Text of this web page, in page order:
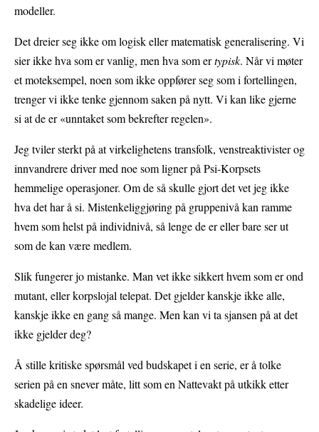
modeller.
Det dreier seg ikke om logisk eller matematisk generalisering. Vi
sier ikke hva som er vanlig, men hva som ertypisk. Når vi møter
et moteksempel, noen som ikke oppfører seg som i fortellingen,
trenger vi ikke tenke gjennom saken på nytt. Vi kan like gjerne
si at de er «unntaket som bekrefter regelen».
Jeg tviler sterkt på at virkelighetens transfolk, venstreaktivister og
innvandrere driver med noe som ligner på Psi-Korpsets
hemmelige operasjoner. Om de så skulle gjort det vet jeg ikke
hva det har å si. Mistenkeliggjøring på gruppenivå kan ramme
hvem som helst på individnivå, så lenge de er eller bare ser ut
som de kan være medlem.
Slik fungerer jo mistanke. Man vet ikke sikkert hvem som er ond
mutant, eller korpslojal telepat. Det gjelder kanskje ikke alle,
kanskje ikke en gang så mange. Men kan vi ta sjansen på at det
ikke gjelder deg?
Å stille kritiske spørsmål ved budskapet i en serie, er å tolke
serien på en snever måte, litt som en Nattevakt på utkikk etter
skadelige ideer.